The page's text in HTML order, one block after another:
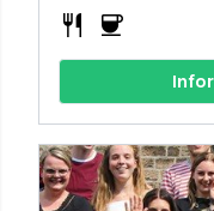
restaurant coffee